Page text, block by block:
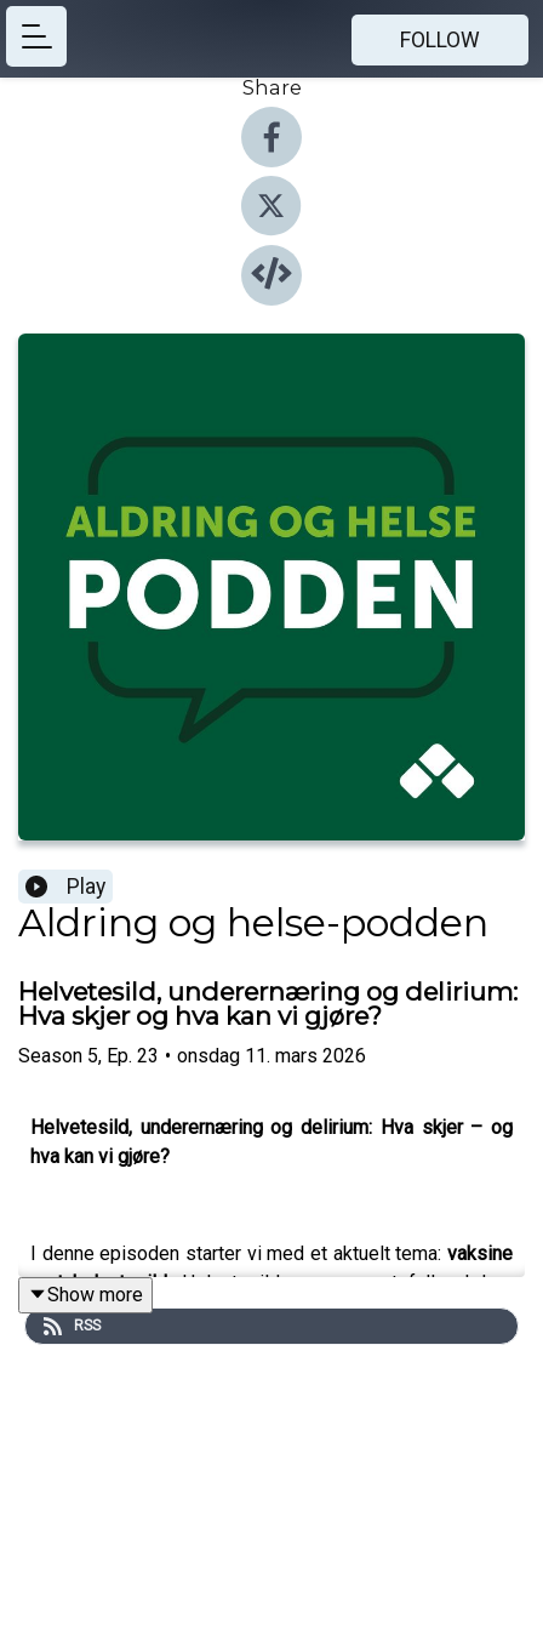
FOLLOW
Share
Play
Aldring og helse-podden
Helvetesild, underernæring og delirium:
Hva skjer og hva kan vi gjøre?
Season 5, Ep. 23 • onsdag 11. mars 2026
Helvetesild, underernæring og delirium: Hva skjer – og
hva kan vi gjøre?
I denne episoden starter vi med et aktuelt tema: vaksine
mot helvetesild.Helvetesild er en smertefull sykdom
som særlig rammer eldre. Forskning tyder på at vaksinen
også kan ha effekt mot demens.
Show more
RSS